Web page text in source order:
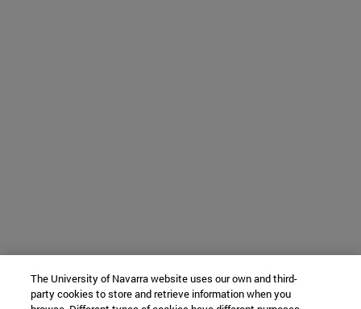
The University of Navarra website uses our own and third-
party cookies to store and retrieve information when you